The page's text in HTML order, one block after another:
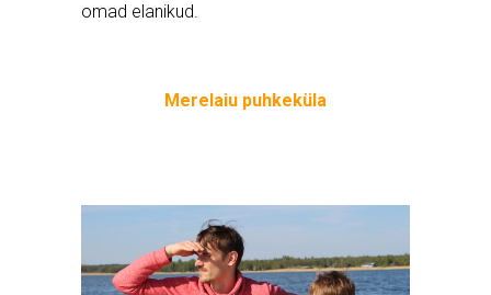
omad elanikud.
Merelaiu puhkeküla